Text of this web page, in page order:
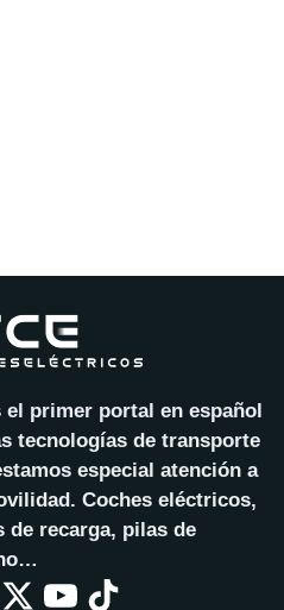
primer portal en español
tecnologías de transporte
especial atención a
Coches eléctricos,
de recarga, pilas de